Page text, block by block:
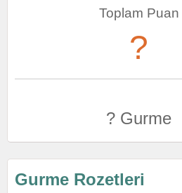
Toplam Puan
?
? Gurme
Gurme Rozetleri